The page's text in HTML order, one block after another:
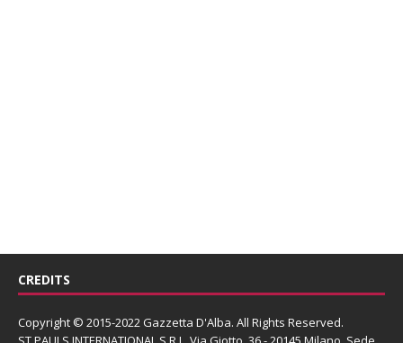
CREDITS
Copyright © 2015-2022 Gazzetta D'Alba. All Rights Reserved.